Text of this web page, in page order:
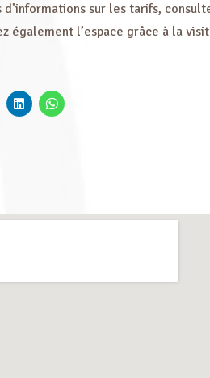
d’informations sur les tarifs,
également l’espace grâce à la